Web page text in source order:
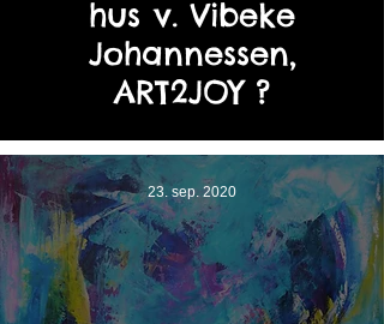
hus v. Vibeke
Johannessen,
ART2JOY ?
23. sep. 2020